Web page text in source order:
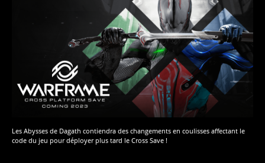
Les Abysses de Dagath contiendra des changements en coulisses affectant le
code du jeu pour déployer plus tard le Cross Save !